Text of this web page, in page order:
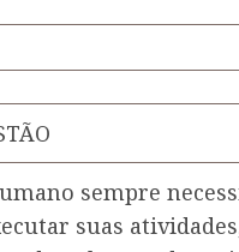
sempre
suas